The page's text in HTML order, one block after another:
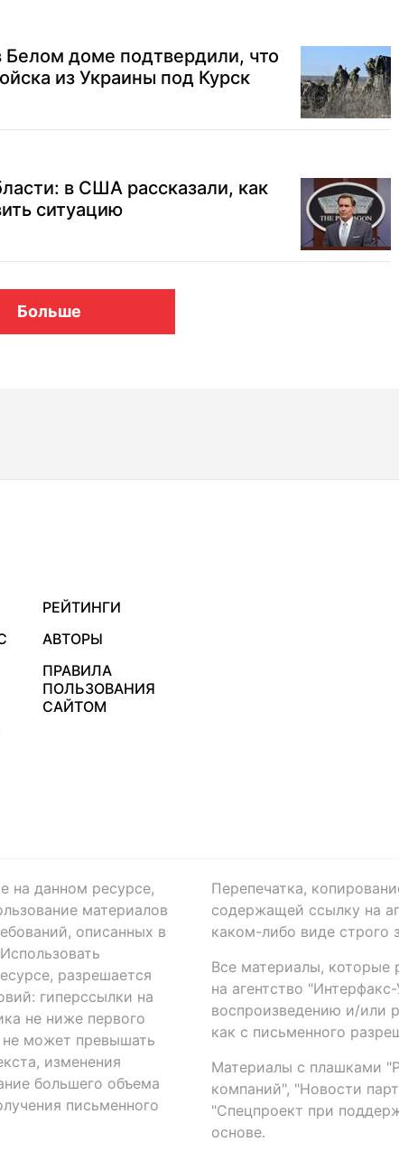
доме подтвердили, что
из Украины под Курск
в США рассказали, как
ситуацию
Больше
РЕЙТИНГИ
АВТОРЫ
ПРАВИЛА
ПОЛЬЗОВАНИЯ
САЙТОМ
на данном ресурсе,
материалов
описанных в
разрешается
гиперссылки на
не ниже первого
не может превышать
изменения
большего объема
письменного
Перепечатка,
содержащей ссылку на
каком-либо виде строго
Все материалы, которые
на агентство
воспроизведению и/или
как с письменного
Материалы с плашками
компаний", "Новости
"Спецпроект при
основе.